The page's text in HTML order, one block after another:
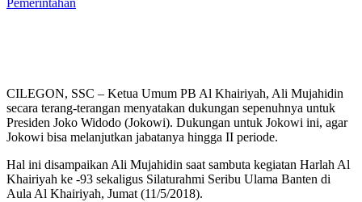
Pemerintahan
CILEGON, SSC – Ketua Umum PB Al Khairiyah, Ali Mujahidin
secara terang-terangan menyatakan dukungan sepenuhnya untuk
Presiden Joko Widodo (Jokowi). Dukungan untuk Jokowi ini, agar
Jokowi bisa melanjutkan jabatanya hingga II periode.
Hal ini disampaikan Ali Mujahidin saat sambuta kegiatan Harlah Al
Khairiyah ke -93 sekaligus Silaturahmi Seribu Ulama Banten di
Aula Al Khairiyah, Jumat (11/5/2018).